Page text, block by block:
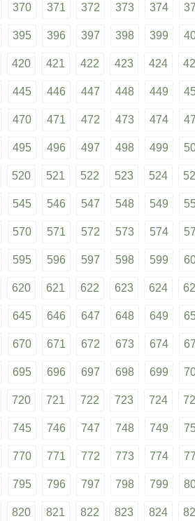
370 371 372 373 374
395 396 397 398 399
420 421 422 423 424
445 446 447 448 449
470 471 472 473 474
495 496 497 498 499
520 521 522 523 524
545 546 547 548 549
570 571 572 573 574
595 596 597 598 599
620 621 622 623 624
645 646 647 648 649
670 671 672 673 674
695 696 697 698 699
720 721 722 723 724
745 746 747 748 749
770 771 772 773 774
795 796 797 798 799
820 821 822 823 824